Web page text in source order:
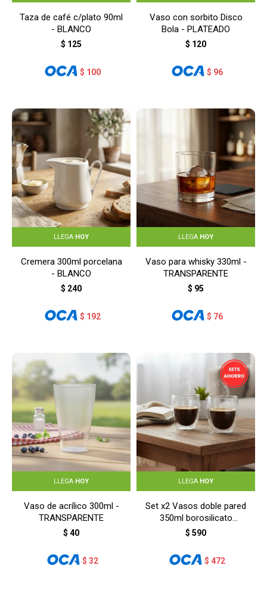
Taza de café c/plato 90ml
- BLANCO
$ 125
$ 100
Vaso con sorbito Disco
Bola - PLATEADO
$ 120
$ 96
LLEGA HOY
Cremera 300ml porcelana
- BLANCO
$ 240
$ 192
LLEGA HOY
Vaso para whisky 330ml -
TRANSPARENTE
$ 95
$ 76
LLEGA HOY
Vaso de acrílico 300ml -
TRANSPARENTE
$ 40
$ 32
LLEGA HOY
Set x2 Vasos doble pared
350ml borosilicato
Varenna - TRANSPARENTE
$ 590
$ 472